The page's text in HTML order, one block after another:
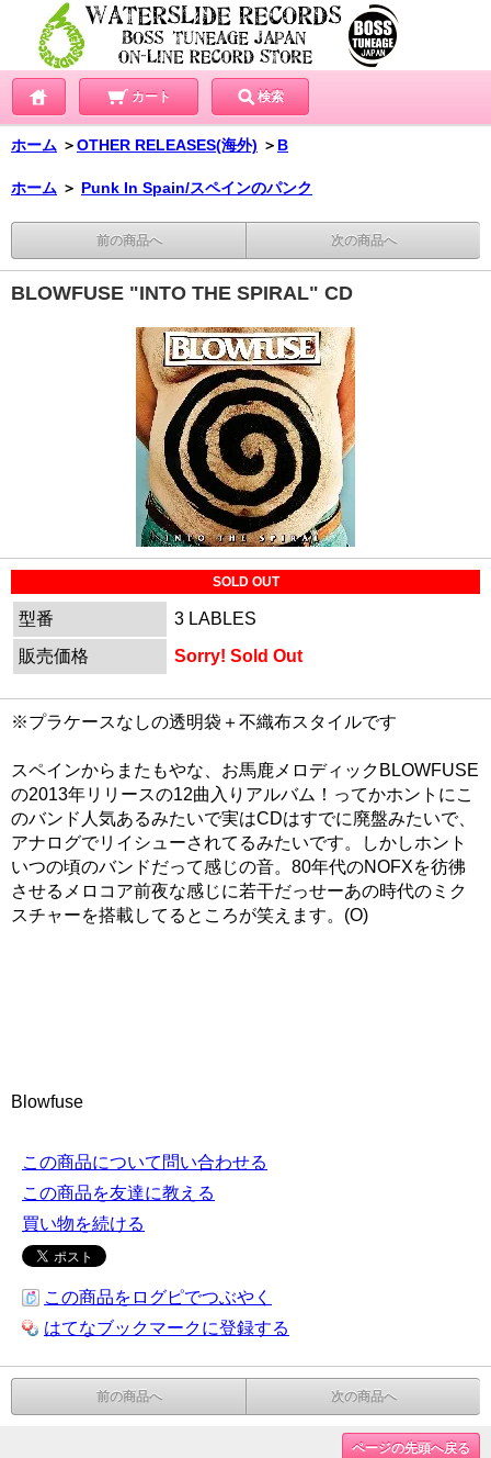
カート 検索
ホーム ＞OTHER RELEASES(海外) ＞ B
ホーム ＞ Punk In Spain/スペインのパンク
前の商品へ 次の商品へ
BLOWFUSE "INTO THE SPIRAL" CD
SOLD OUT
型番
3 LABLES
販売価格
Sorry! Sold Out
※プラケースなしの透明袋＋不織布スタイルです
スペインからまたもやな、お馬鹿メロディックBLOWFUSE
の2013年リリースの12曲入りアルバム！ってかホントにこ
のバンド人気あるみたいで実はCDはすでに廃盤みたいで、
アナログでリイシューされてるみたいです。しかしホント
いつの頃のバンドだって感じの音。80年代のNOFXを彷彿
させるメロコア前夜な感じに若干だっせーあの時代のミク
スチャーを搭載してるところが笑えます。(O)
Blowfuse
この商品について問い合わせる
この商品を友達に教える
買い物を続ける
この商品をログピでつぶやく
はてなブックマークに登録する
前の商品へ 次の商品へ
ページの先頭へ戻る